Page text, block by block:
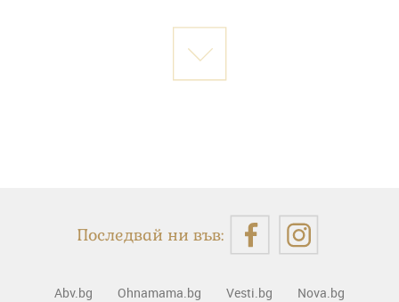
Последвай ни във:
Abv.bg Ohnamama.bg Vesti.bg Nova.bg